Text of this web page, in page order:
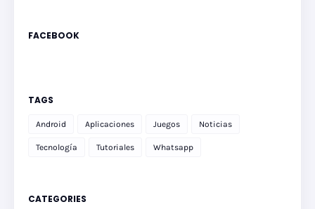
FACEBOOK
TAGS
Android Aplicaciones Juegos Noticias
Tecnología Tutoriales Whatsapp
CATEGORIES